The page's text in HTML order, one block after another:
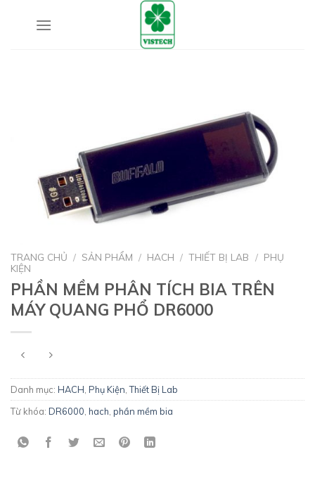
TRANG CHỦ / SẢN PHẨM / HACH / THIẾT BỊ LAB / PHỤ
KIỆN
PHẦN MỀM PHÂN TÍCH BIA TRÊN
MÁY QUANG PHỔ DR6000
Danh mục: HACH Phụ Kiện ,Thiết Bị Lab
Từ khóa: DR6000 hach phần mềm bia